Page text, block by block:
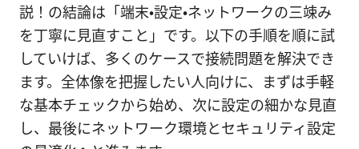
説！の結論は「端末・設定・ネットワークの三竦み
を丁寧に見直すこと」です。以下の手順を順に試
していけば、多くのケースで接続問題を解決でき
ます。全体像を把握したい人向けに、まずは手軽
な基本チェックから始め、次に設定の細かな見直
し、最後にネットワーク環境とセキュリティ設定